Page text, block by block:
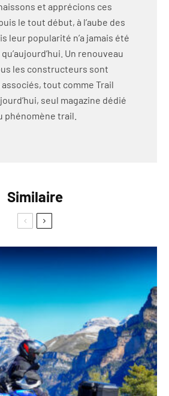
et apprécions ces
le tout début, à l’aube des
leur popularité n’a jamais été
Un renouveau
les constructeurs sont
tout comme Trail
seul magazine dédié
phénomène trail.
Similaire